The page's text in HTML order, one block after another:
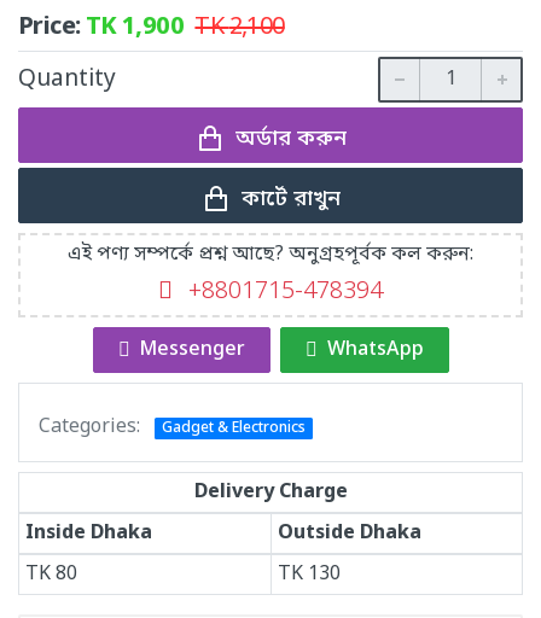
Price:TK1,900 TK2,100
Quantity
অর্ডার করুন
কার্টে রাখুন
এই পণ্য সম্পর্কে প্রশ্ন আছে? অনুগ্রহপূর্বক কল করুন:
+8801715-478394
Messenger WhatsApp
Categories: Gadget & Electronics
Delivery Charge
Inside Dhaka
Outside Dhaka
TK80 TK 130